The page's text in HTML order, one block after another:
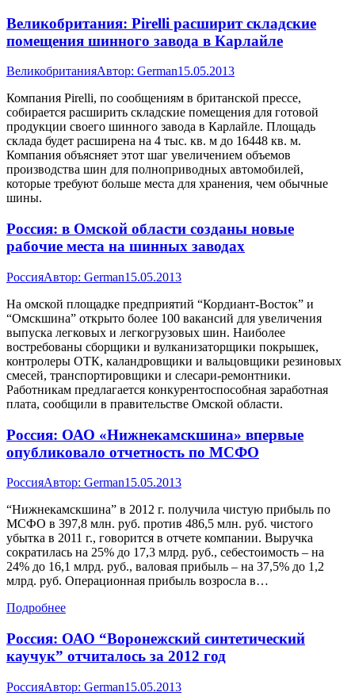
Великобритания: Pirelli расширит складские
помещения шинного завода в Карлайле
ВеликобританияАвтор: German15.05.2013
Компания Pirelli, по сообщениям в британской прессе,
собирается расширить складские помещения для готовой
продукции своего шинного завода в Карлайле. Площадь
склада будет расширена на 4 тыс. кв. м до 16448 кв. м.
Компания объясняет этот шаг увеличением объемов
производства шин для полноприводных автомобилей,
которые требуют больше места для хранения, чем обычные
шины.
Россия: в Омской области созданы новые
рабочие места на шинных заводах
РоссияАвтор: German15.05.2013
На омской площадке предприятий “Кордиант-Восток” и
“Омскшина” открыто более 100 вакансий для увеличения
выпуска легковых и легкогрузовых шин. Наиболее
востребованы сборщики и вулканизаторщики покрышек,
контролеры ОТК, каландровщики и вальцовщики резиновых
смесей, транспортировщики и слесари-ремонтники.
Работникам предлагается конкурентоспособная заработная
плата, сообщили в правительстве Омской области.
Россия: ОАО «Нижнекамскшина» впервые
опубликовало отчетность по МСФО
РоссияАвтор: German15.05.2013
“Нижнекамскшина” в 2012 г. получила чистую прибыль по
МСФО в 397,8 млн. руб. против 486,5 млн. руб. чистого
убытка в 2011 г., говорится в отчете компании. Выручка
сократилась на 25% до 17,3 млрд. руб., себестоимость – на
24% до 16,1 млрд. руб., валовая прибыль – на 37,5% до 1,2
млрд. руб. Операционная прибыль возросла в…
Подробнее
Россия: ОАО “Воронежский синтетический
каучук” отчиталось за 2012 год
РоссияАвтор: German15.05.2013